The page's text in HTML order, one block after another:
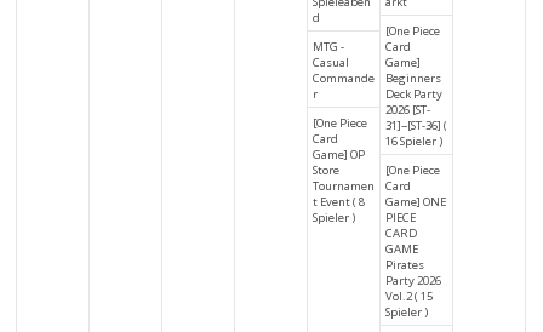
d
MTG -
Casual
Commande
r
[One Piece
Card
Game] OP
Store
Tournamen
t Event ( 8
Spieler )
[One Piece
Card
Game]
Beginners
Deck Party
2026 [ST-
31]~[ST-36] (
16 Spieler )
[One Piece
Card
Game] ONE
PIECE
CARD
GAME
Pirates
Party 2026
Vol.2 ( 15
Spieler )